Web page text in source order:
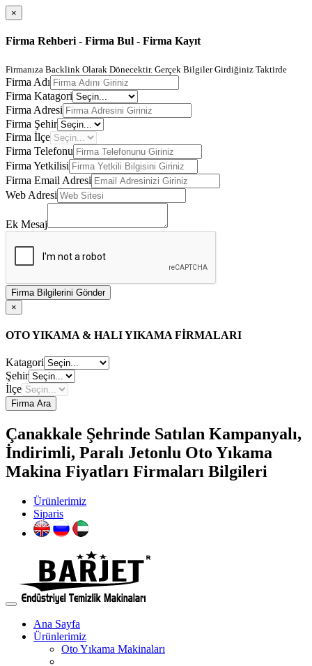
×
Firma Rehberi - Firma Bul - Firma Kayıt
Firmanıza Backlink Olarak Dönecektir. Gerçek Bilgiler Girdiğiniz Taktirde
Firma Adı
Firma Katagori
Firma Adresi
Firma Şehir
Firma İlçe
Firma Telefonu
Firma Yetkilisi
Firma Email Adresi
Web Adresi
Ek Mesaj
Firma Bilgilerini Gönder
×
OTO YIKAMA & HALI YIKAMA FİRMALARI
Katagori
Şehir
İlçe
Firma Ara
Çanakkale Şehrinde Satılan Kampanyalı,
İndirimli, Paralı Jetonlu Oto Yıkama
Makina Fiyatları Firmaları Bilgileri
Ürünlerimiz
Siparis
Ana Sayfa
Ürünlerimiz
Oto Yıkama Makinaları